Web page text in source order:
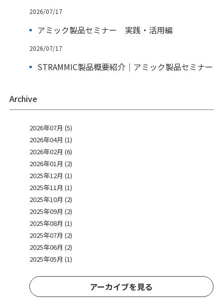
2026/07/17
アミック製品セミナー 実践・活用編
2026/07/17
STRAMMIC製品概要紹介｜アミック製品セミナー
Archive
2026年07月 (5)
2026年04月 (1)
2026年02月 (6)
2026年01月 (2)
2025年12月 (1)
2025年11月 (1)
2025年10月 (2)
2025年09月 (2)
2025年08月 (1)
2025年07月 (2)
2025年06月 (2)
2025年05月 (1)
アーカイブを見る